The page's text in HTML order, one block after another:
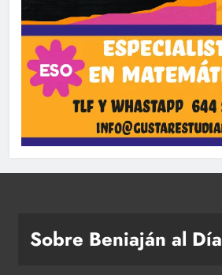
Sobre Beniaján al Día